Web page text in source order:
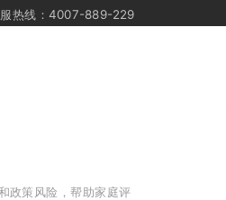
热线：4007-889-229
政策风险，帮助家庭评